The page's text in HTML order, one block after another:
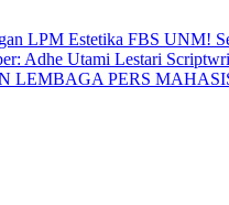
LEMBAGA PERS